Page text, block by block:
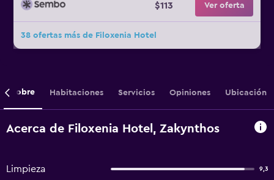
$113 Ver oferta
38 ofertas más de Filoxenia Hotel
Sobre Habitaciones Servicios Opiniones Ubicación
Acerca de Filoxenia Hotel, Zakynthos
Limpieza 9,3